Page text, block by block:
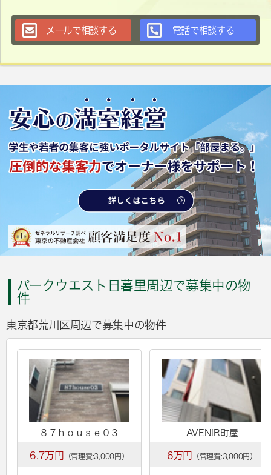
メールで相談する 電話で相談する
パークウエスト日暮里周辺で募集中の物
件
東京都荒川区周辺で募集中の物件
８７ｈｏｕｓｅ０３
6.7万円 （管理費:3,000円）
AVENIR町屋
6万円 （管理費:3,000円）